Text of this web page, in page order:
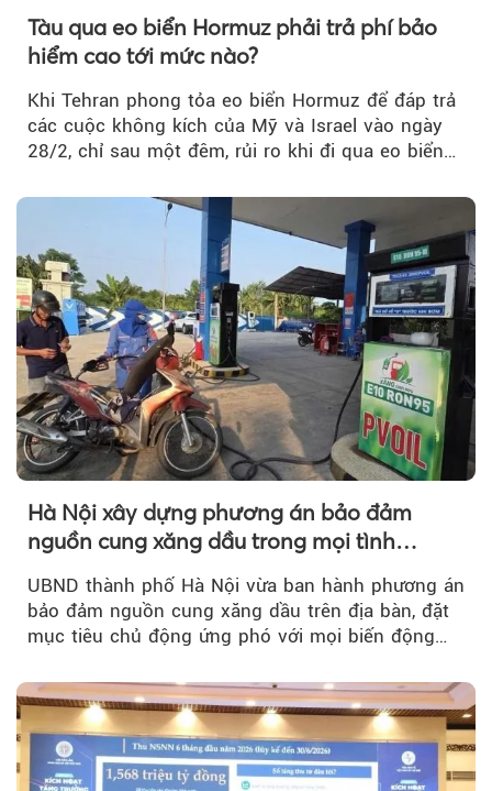
Tàu qua eo biển Hormuz phải trả phí bảo
hiểm cao tới mức nào?
Khi Tehran phong tỏa eo biển Hormuz để đáp trả
các cuộc không kích của Mỹ và Israel vào ngày
28/2, chỉ sau một đêm, rủi ro khi đi qua eo biển
theo.
Hà Nội xây dựng phương án bảo đảm
nguồn cung xăng dầu trong mọi tình
UBND thành phố Hà Nội vừa ban hành phương án
bảo đảm nguồn cung xăng dầu trên địa bàn, đặt
mục tiêu chủ động ứng phó với mọi biến động